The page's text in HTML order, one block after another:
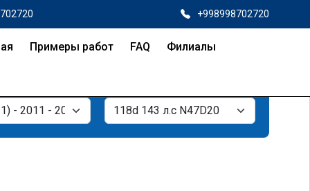
+998998702720
Примеры работ FAQ Филиалы